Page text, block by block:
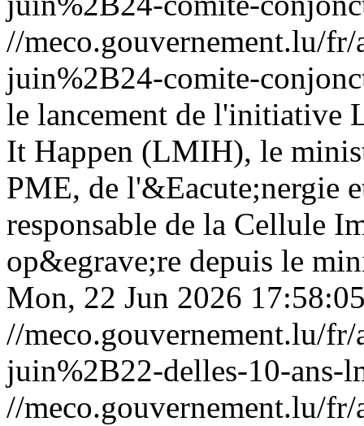
//meco.gouvernement.lu/
juin%2B24-comite-
le lancement de l'initiative
It Happen (LMIH), le
PME, de l'&Eacute;nergie
responsable de la Cellule
op&egrave;re depuis le
Mon, 22 Jun 2026
//meco.gouvernement.lu/
juin%2B22-delles-10-ans-
//meco.gouvernement.lu/